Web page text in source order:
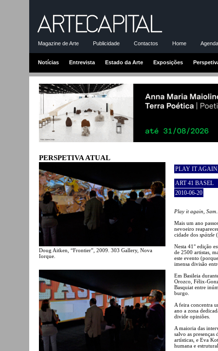
Magazine de Arte Publicidade Contactos Home
Notícias Entrevista Estado da Arte Exposições
PERSPETIVA ATUAL
Doug Aitken, “Frontier”, 2009. 303 Gallery, Nova
Iorque.
PLAY IT
ART 41 BASEL
2010-06-20
Play it again,
Mais um ano
nevoeiro
cidade dos spätzle
Nesta 41° edição
de 2500 artistas,
este evento
imensa divisão
Em Basileia
Orozco, Félix-
Basquiat entre
burgo.
A feira concentra
ano a zona
divide opiniões.
A maioria das
salvo as
artísticas, e Eva
humana e